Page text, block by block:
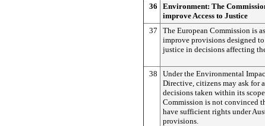
36
Environment: The
improve Access to Justice
37
The European Commission is
improve provisions designed to
justice in decisions affecting
38
Under the Environmental
Directive, citizens may ask for
decisions taken within its
Commission is not convinced
have sufficient rights under
provisions.